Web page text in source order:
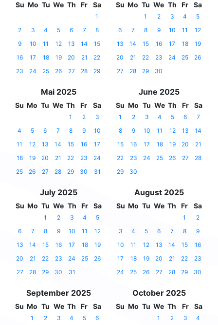
Su Mo Tu We Th Fr Sa
1
2
3 4 5 6 7
8
9
10 11 12 13 14
15
16
17 18 19 20 21
22
23
24 25 26 27 28 29
Su Mo Tu We Th Fr Sa
1 2 3 4
5
6
7 8 9 10 11
12
13
14 15 16 17 18
19
20
21 22 23 24 25
26
27
28 29 30
Mai 2025
Su Mo Tu We Th Fr Sa
1 2
3
4
5 6 7 8 9
10
11
12 13 14 15 16
17
18
19 20 21 22 23
24
25
26 27 28 29 30 31
June 2025
Su Mo Tu We Th Fr Sa
1 2 3 4 5 6
7
8
9 10 11 12 13
14
15
16 17 18 19 20
21
22
23 24 25 26 27
28
29
30
July 2025
Su Mo Tu We Th Fr Sa
1 2 3 4
5
6
7 8 9 10 11
12
13
14 15 16 17 18
19
20
21 22 23 24 25
26
27
28 29 30 31
August 2025
Su Mo Tu We Th Fr Sa
1
2
3
4 5 6 7 8
9
10
11 12 13 14 15
16
17
18 19 20 21 22
23
24
25 26 27 28 29 30
September 2025
Su Mo Tu We Th Fr Sa
1 2 3 4 5
6
October 2025
Su Mo Tu We Th Fr Sa
1 2 3
4